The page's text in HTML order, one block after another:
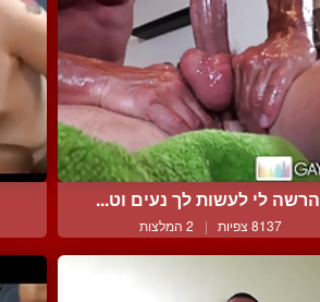
הרשה לי לעשות לך נעים וט...
8137 צפיות | 2 המלצות